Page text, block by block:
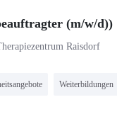
(m/w/d))
Raisdorf
Weiterbildungen